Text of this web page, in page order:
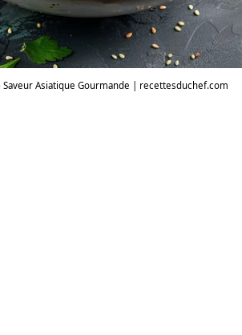
Saveur Asiatique Gourmande | recettesduchef.com